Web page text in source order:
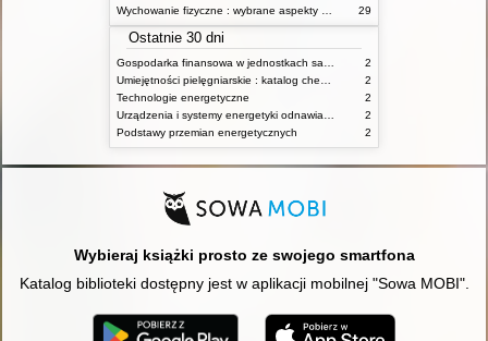
29
Ostatnie 30 dni
2
2
Technologie energetyczne
2
2
Podstawy przemian energetycznych
2
Wybieraj książki prosto ze swojego smartfona
Katalog biblioteki dostępny jest w aplikacji mobilnej "Sowa MOBI".